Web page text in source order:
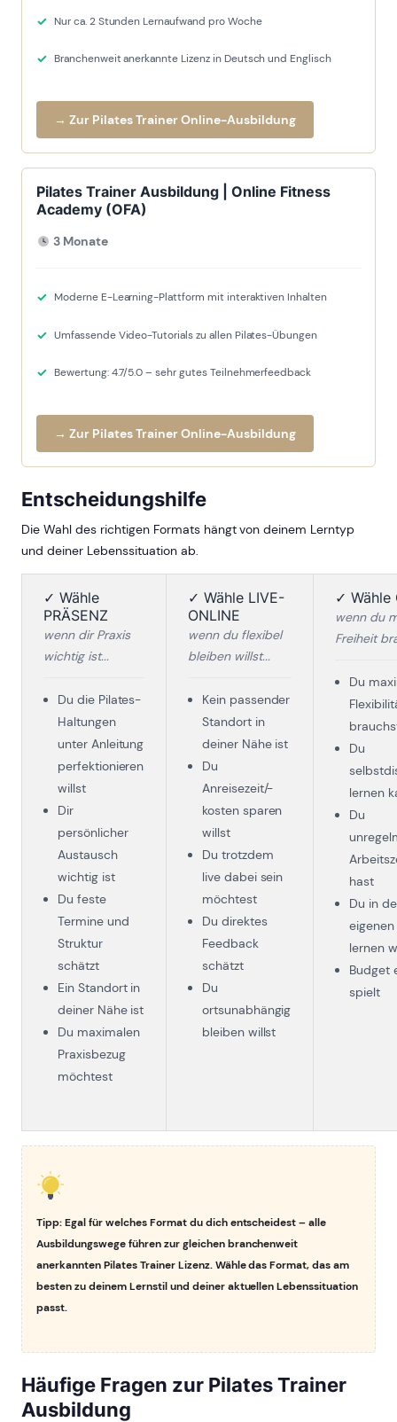
Nur ca. 2 Stunden Lernaufwand pro Woche
Branchenweit anerkannte Lizenz in Deutsch und Englisch
→ Zur Pilates Trainer Online-Ausbildung
Pilates Trainer Ausbildung | Online Fitness
Academy (OFA)
3 Monate
Moderne E-Learning-Plattform mit interaktiven Inhalten
Umfassende Video-Tutorials zu allen Pilates-Übungen
Bewertung: 4.7/5.0 – sehr gutes Teilnehmerfeedback
→ Zur Pilates Trainer Online-Ausbildung
Entscheidungshilfe
Die Wahl des richtigen Formats hängt von deinem Lerntyp
und deiner Lebenssituation ab.
✓ Wähle
PRÄSENZ
wenn dir Praxis
wichtig ist...
Du die Pilates-
Haltungen
unter Anleitung
perfektionieren
willst
Dir
persönlicher
Austausch
wichtig ist
Du feste
Termine und
Struktur
schätzt
Ein Standort in
deiner Nähe ist
Du maximalen
Praxisbezug
möchtest
✓ Wähle LIVE-
ONLINE
wenn du flexibel
bleiben willst...
Kein passender
Standort in
deiner Nähe ist
Du
Anreisezeit/-
kosten sparen
willst
Du trotzdem
live dabei sein
möchtest
Du direktes
Feedback
schätzt
Du
ortsunabhängig
bleiben willst
✓ Wähle
wenn du
Freiheit
Du
Du
lernen
Du
hast
Du in
lernen
Budget
spielt
Tipp: Egal für welches Format du dich entscheidest – alle
Ausbildungswege führen zur gleichen branchenweit
anerkannten Pilates Trainer Lizenz. Wähle das Format, das am
besten zu deinem Lernstil und deiner aktuellen Lebenssituation
passt.
Häufige Fragen zur Pilates Trainer
Ausbildung